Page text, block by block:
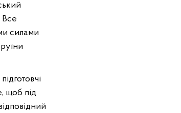
Все
силами
щоб під